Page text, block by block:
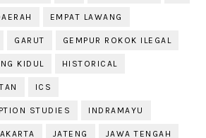
EMPAT LAWANG
GARUT GEMPUR ROKOK ILEGAL
KIDUL HISTORICAL
ICS
STUDIES INDRAMAYU
JATENG JAWA TENGAH